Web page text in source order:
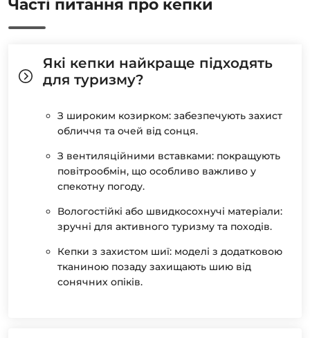
Часті питання про кепки
Які кепки найкраще підходять
для туризму?
З широким козирком: забезпечують захист
обличчя та очей від сонця.
З вентиляційними вставками: покращують
повітрообмін, що особливо важливо у
спекотну погоду.
Вологостійкі або швидкосохнучі матеріали:
зручні для активного туризму та походів.
Кепки з захистом шиї: моделі з додатковою
тканиною позаду захищають шию від
сонячних опіків.